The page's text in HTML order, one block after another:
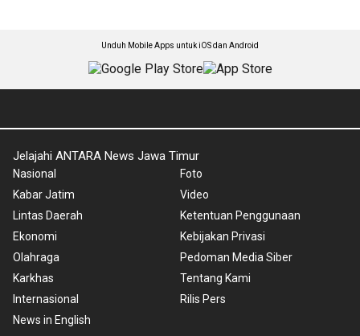
Unduh Mobile Apps untuk iOS dan Android
Jelajahi ANTARA News Jawa Timur
Nasional
Kabar Jatim
Lintas Daerah
Ekonomi
Olahraga
Karkhas
Internasional
News in English
Foto
Video
Ketentuan Penggunaan
Kebijakan Privasi
Pedoman Media Siber
Tentang Kami
Rilis Pers